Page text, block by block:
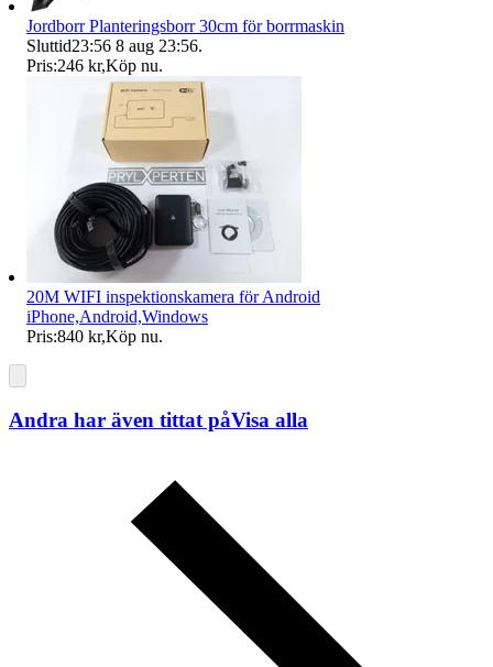
Jordborr Planteringsborr 30cm för borrmaskin
Sluttid23:56 8 aug 23:56.
Pris:246 kr,Köp nu.
20M WIFI inspektionskamera för Android
iPhone,Android,Windows
Pris:840 kr,Köp nu.
Andra har även tittat påVisa alla